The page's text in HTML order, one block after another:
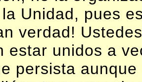
Unidad, pues
verdad!
estar unidos a
persista